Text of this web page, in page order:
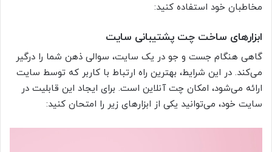
مخاطبان خود استفاده کنید:
ابزارهای ساخت چت پشتیبانی سایت
گاهی هنگام جست و جو در یک سایت، سوالی ذهن شما را درگیر
می‌کند. در این شرایط، بهترین راه ارتباط با کاربر که توسط سایت
ارائه می‌شود، امکان چت آنلاین است. برای ایجاد این قابلیت در
سایت خود، می‌توانید یکی از ابزارهای زیر را امتحان کنید: